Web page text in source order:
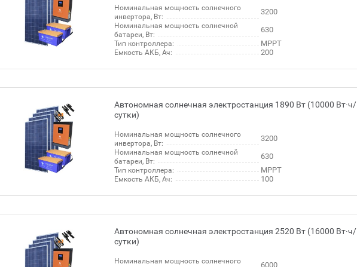
Номинальная мощность солнечного
инвертора, Вт:
3200
Номинальная мощность солнечной
батареи, Вт:
630
Тип контроллера: МРРТ
Емкость АКБ, Ач: 200
Автономная солнечная электростанция 1890 Вт (10000 Вт∙ч/
сутки)
Номинальная мощность солнечного
инвертора, Вт:
3200
Номинальная мощность солнечной
батареи, Вт:
630
Тип контроллера: МРРТ
Емкость АКБ, Ач: 100
Автономная солнечная электростанция 2520 Вт (16000 Вт∙ч/
сутки)
Номинальная мощность солнечного
6000